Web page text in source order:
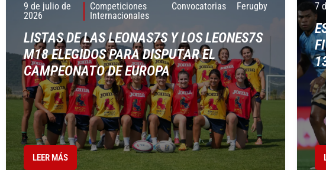
9 de julio de
2026
Competiciones
Internacionales
Convocatorias Ferugby
LISTAS DE LAS LEONAS7S Y LOS LEONES7S
M18 ELEGIDOS PARA DISPUTAR EL
CAMPEONATO DE EUROPA
LEER MÁS
7